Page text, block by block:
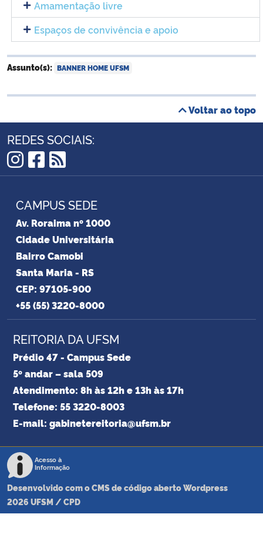
Amamentação livre
Espaços de convivência e apoio
Assunto(s): BANNER HOME UFSM
Voltar ao topo
REDES SOCIAIS:
Instagram
Facebook
RSS
CAMPUS SEDE
Av. Roraima nº 1000
Cidade Universitária
Bairro Camobi
Santa Maria - RS
CEP: 97105-900
+55 (55) 3220-8000
REITORIA DA UFSM
Prédio 47 - Campus Sede
5º andar – sala 509
Atendimento: 8h às 12h e 13h às 17h
Telefone: 55 3220-8003
E-mail: gabinetereitoria@ufsm.br
Acesso à
Informação
Desenvolvido com o CMS de código abertoWordpress
2026 UFSM /CPD